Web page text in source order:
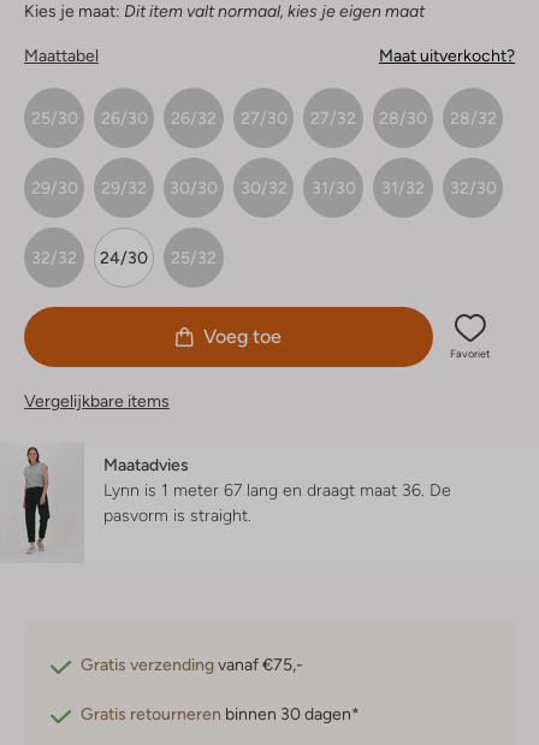
Kies je maat: Dit item valt normaal, kies je eigen maat
Maattabel Maat uitverkocht?
25/30 26/30 26/32 27/30 27/32 28/30 28/32
29/30 29/32 30/30 30/32 31/30 31/32 32/30
32/32 24/30 25/32
Voeg toe
Favoriet
Vergelijkbare items
Maatadvies
Lynn is 1 meter 67 lang en draagt maat 36. De
pasvorm is straight
Gratis verzendingvanaf €75,-
Gratis retourneren binnen 30 dagen*